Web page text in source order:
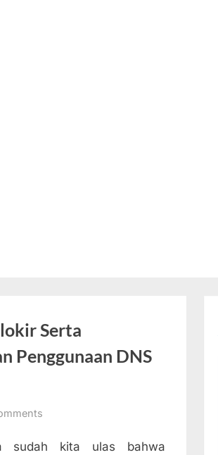
Serta
Penggunaan DNS
Untuk
sudah kita ulas bahwa